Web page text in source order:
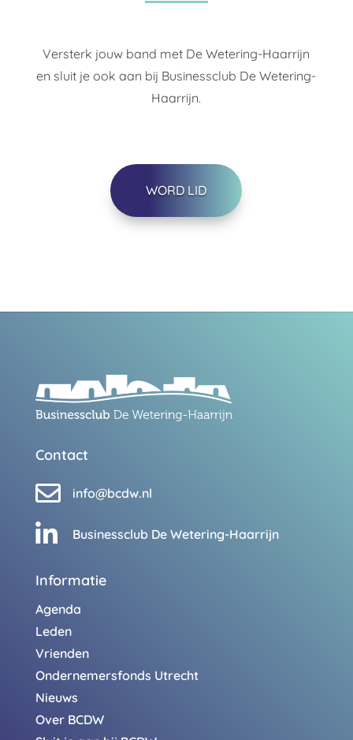
Versterk jouw band met De Wetering-Haarrijn
en sluit je ook aan bij Businessclub De Wetering-
Haarrijn.
WORD LID
Contact
 info@bcdw.nl
 Businessclub De Wetering-Haarrijn
Informatie
Agenda
Leden
Vrienden
Ondernemersfonds Utrecht
Nieuws
Over BCDW